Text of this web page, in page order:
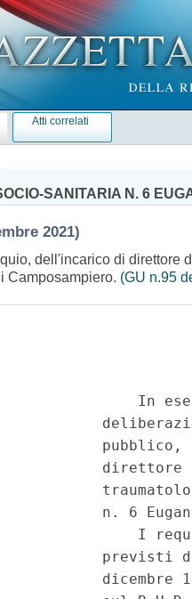
Atti correlati
SANITARIA N. 6
2021)
dell'incarico di direttore
Camposampiero. (GU n.95